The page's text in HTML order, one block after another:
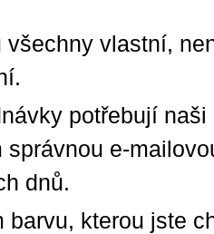
všechny vlastní,
potřebují
správnou e-
dnů.
barvu, kterou jste